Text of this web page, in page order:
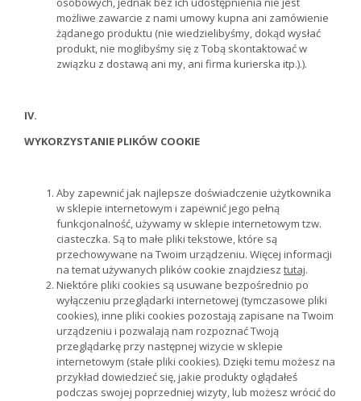
możliwe zawarcie z nami umowy kupna ani zamówienie
żądanego produktu (nie wiedzielibyśmy, dokąd wysłać
produkt, nie moglibyśmy się z Tobą skontaktować w
związku z dostawą ani my, ani firma kurierska itp.).).
IV.
WYKORZYSTANIE PLIKÓW COOKIE
Aby zapewnić jak najlepsze doświadczenie użytkownika
w sklepie internetowym i zapewnić jego pełną
funkcjonalność, używamy w sklepie internetowym tzw.
ciasteczka. Są to małe pliki tekstowe, które są
przechowywane na Twoim urządzeniu. Więcej informacji
na temat używanych plików cookie znajdziesz tutaj.
Niektóre pliki cookies są usuwane bezpośrednio po
wyłączeniu przeglądarki internetowej (tymczasowe pliki
cookies), inne pliki cookies pozostają zapisane na Twoim
urządzeniu i pozwalają nam rozpoznać Twoją
przeglądarkę przy następnej wizycie w sklepie
internetowym (stałe pliki cookies). Dzięki temu możesz na
przykład dowiedzieć się, jakie produkty oglądałeś
podczas swojej poprzedniej wizyty, lub możesz wrócić do